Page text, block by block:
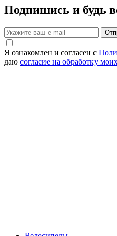
Подпишись и будь
Я ознакомлен и согласен с
даю согласие на обработку